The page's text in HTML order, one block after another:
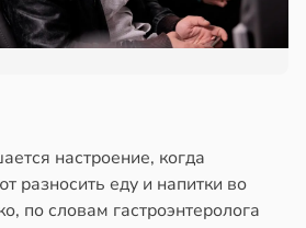
настроение, когда
разносить еду и напитки во
по словам гастроэнтеролога